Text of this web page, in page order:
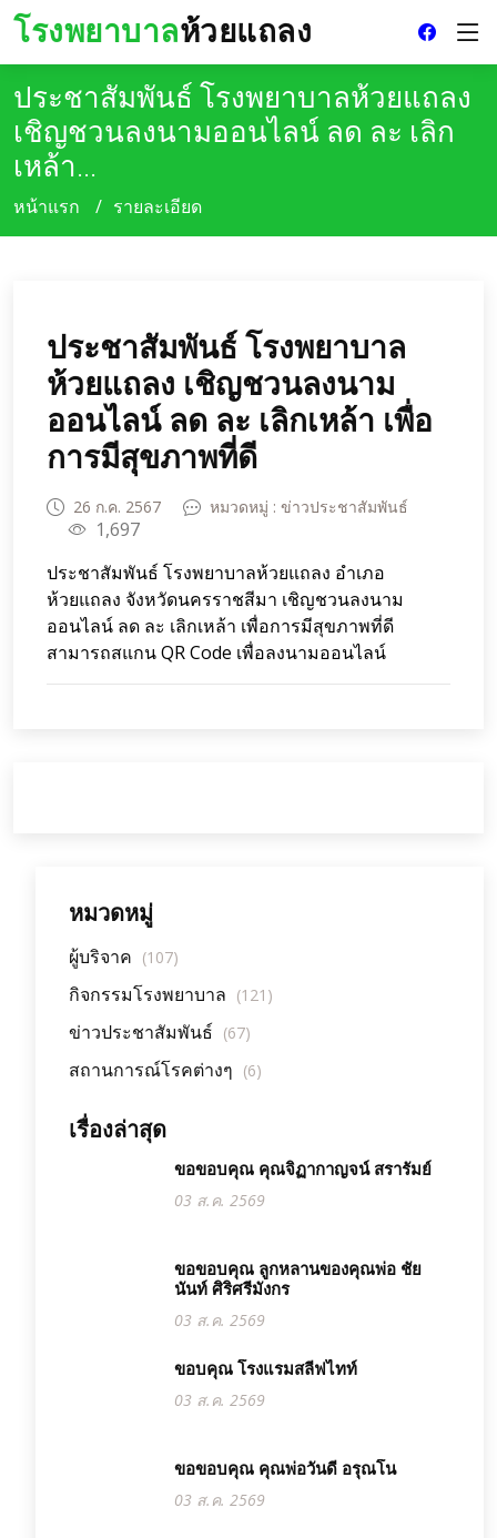
โรงพยาบาลห้วยแถลง
ประชาสัมพันธ์ โรงพยาบาลห้วยแถลง
เชิญชวนลงนามออนไลน์ ลด ละ เลิก
เหล้า...
หน้าแรก รายละเอียด
ประชาสัมพันธ์ โรงพยาบาล
ห้วยแถลง เชิญชวนลงนาม
ออนไลน์ ลด ละ เลิกเหล้า เพื่อ
การมีสุขภาพที่ดี
26 ก.ค. 2567 หมวดหมู่ : ข่าวประชาสัมพันธ์
1,697
ประชาสัมพันธ์ โรงพยาบาลห้วยแถลง อำเภอ
ห้วยแถลง จังหวัดนครราชสีมา เชิญชวนลงนาม
ออนไลน์ ลด ละ เลิกเหล้า เพื่อการมีสุขภาพที่ดี
สามารถสแกน QR Code เพื่อลงนามออนไลน์
หมวดหมู่
ผู้บริจาค (107)
กิจกรรมโรงพยาบาล (121)
ข่าวประชาสัมพันธ์ (67)
สถานการณ์โรคต่างๆ (6)
เรื่องล่าสุด
ขอขอบคุณ คุณจิฏากาญจน์ สรารัมย์
03 ส.ค. 2569
ขอขอบคุณ ลูกหลานของคุณพ่อ ชัย
นันท์ ศิริศรีมังกร
03 ส.ค. 2569
ขอบคุณ โรงแรมสลีฟไทท์
03 ส.ค. 2569
ขอขอบคุณ คุณพ่อวันดี อรุณโน
03 ส.ค. 2569